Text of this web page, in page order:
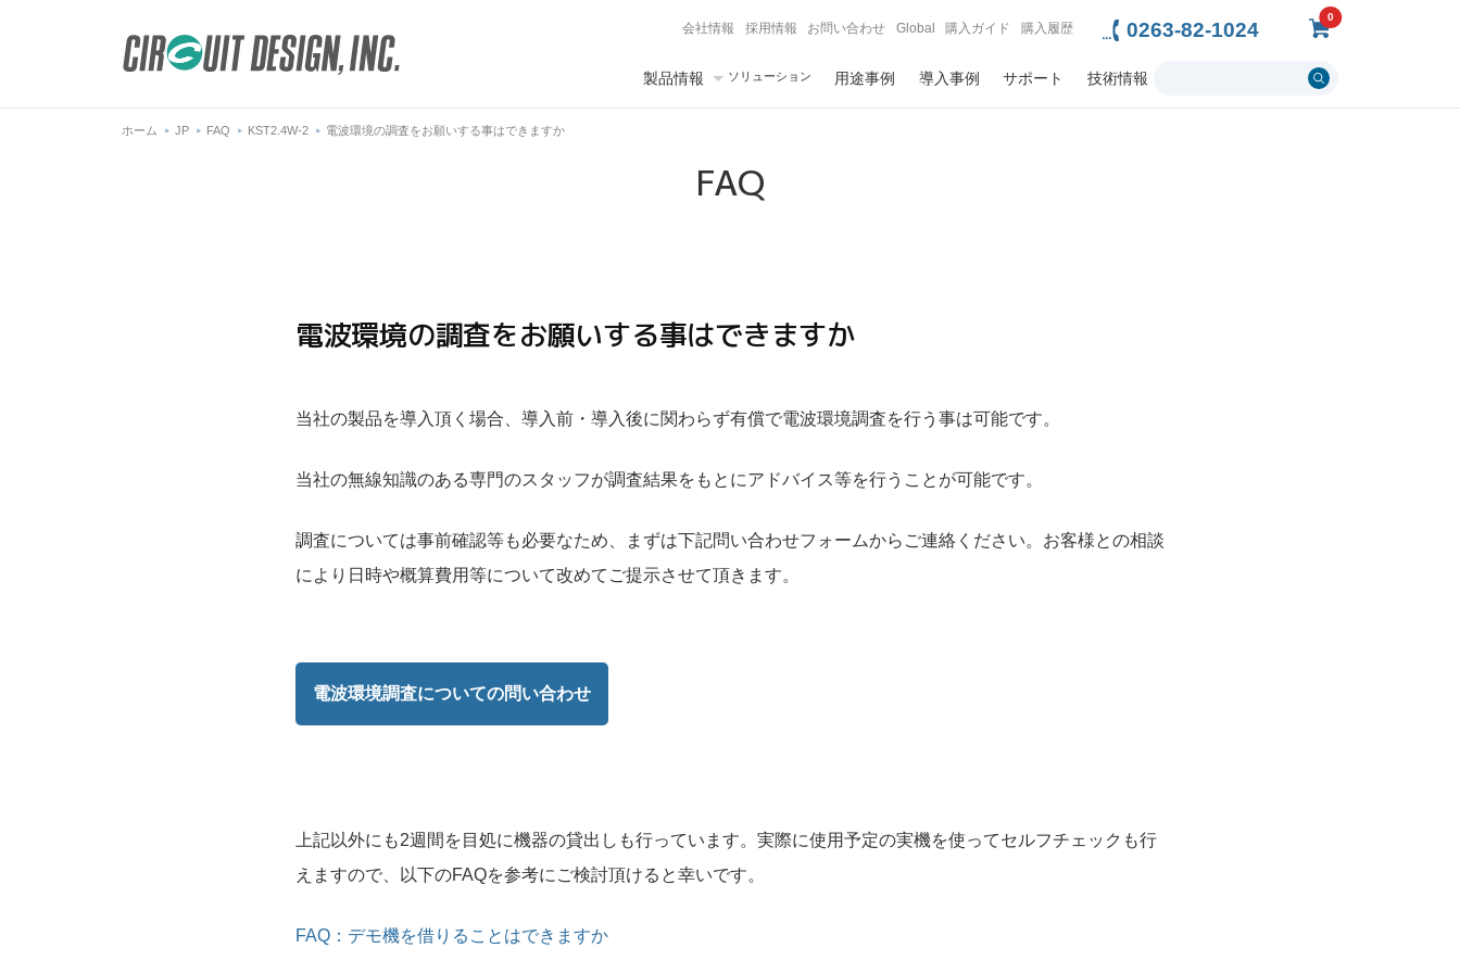
0
会社情報 採用情報 お問い合わせ Global 購入ガイド 購入履歴 0263-82-1024
製品情報 ソリューション 用途事例 導入事例 サポート 技術情報
ホーム JP FAQ KST2.4W-2 電波環境の調査をお願いする事はできますか
FAQ
電波環境の調査をお願いする事はできますか
当社の製品を導入頂く場合、導入前・導入後に関わらず有償で電波環境調査を行う事は可能です。
当社の無線知識のある専門のスタッフが調査結果をもとにアドバイス等を行うことが可能です。
調査については事前確認等も必要なため、まずは下記問い合わせフォームからご連絡ください。お客様との相談
により日時や概算費用等について改めてご提示させて頂きます。
電波環境調査についての問い合わせ
上記以外にも2週間を目処に機器の貸出しも行っています。実際に使用予定の実機を使ってセルフチェックも行
えますので、以下のFAQを参考にご検討頂けると幸いです。
FAQ：デモ機を借りることはできますか